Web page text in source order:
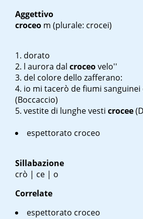
Aggettivo
croceo m (plurale: crocei)
dorato
l aurora dal croceovelo''
del colore dello zafferano:
io mi tacerò defiumi sanguinei
(Boccaccio)
vestite di lunghe vesti crocee
espettorato croceo
Sillabazione
crò | ce | o
Correlate
espettorato croceo